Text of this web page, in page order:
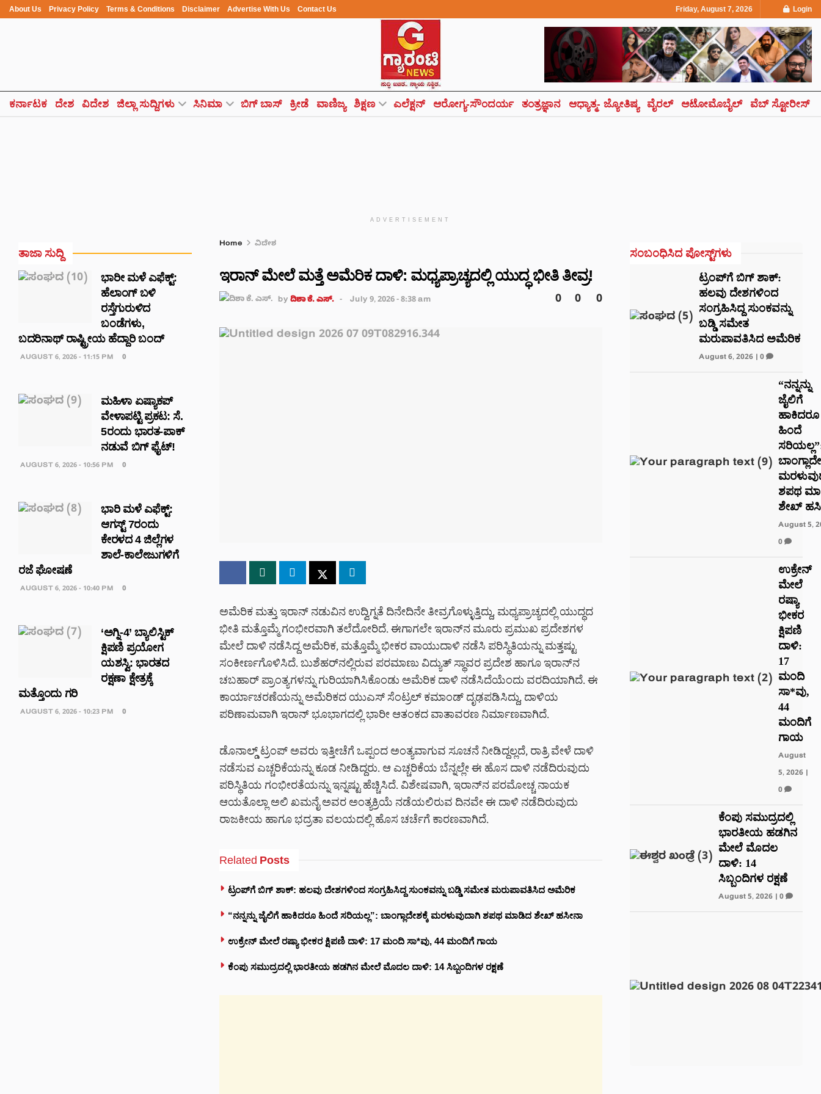
About Us Privacy Policy Terms & Conditions Disclaimer Advertise With Us Contact Us Friday, August 7, 2026 Login
ಕರ್ನಾಟಕ ದೇಶ ವಿದೇಶ ಜಿಲ್ಲಾ ಸುದ್ದಿಗಳು ಸಿನಿಮಾ ಬಿಗ್ ಬಾಸ್ ಕ್ರೀಡೆ ವಾಣಿಜ್ಯ ಶಿಕ್ಷಣ ಎಲೆಕ್ಷನ್ ಆರೋಗ್ಯ-ಸೌಂದರ್ಯ ತಂತ್ರಜ್ಞಾನ ಆಧ್ಯಾತ್ಮ- ಜ್ಯೋತಿಷ್ಯ ವೈರಲ್ ಆಟೋಮೊಬೈಲ್ ವೆಬ್ ಸ್ಟೋರೀಸ್
ADVERTISEMENT
Home ವಿದೇಶ
ಇರಾನ್ ಮೇಲೆ ಮತ್ತೆ ಅಮೆರಿಕ ದಾಳಿ: ಮಧ್ಯಪ್ರಾಚ್ಯದಲ್ಲಿ ಯುದ್ಧ ಭೀತಿ ತೀವ್ರ!
by ದಿಶಾ ಕೆ. ಎಸ್. July 9, 2026 - 8:38 am 0 0 0
ಅಮೆರಿಕ ಮತ್ತು ಇರಾನ್ ನಡುವಿನ ಉದ್ವಿಗ್ನತೆ ದಿನೇದಿನೇ ತೀವ್ರಗೊಳ್ಳುತ್ತಿದ್ದು, ಮಧ್ಯಪ್ರಾಚ್ಯದಲ್ಲಿ ಯುದ್ಧದ
ಭೀತಿ ಮತ್ತೊಮ್ಮೆ ಗಂಭೀರವಾಗಿ ತಲೆದೋರಿದೆ. ಈಗಾಗಲೇ ಇರಾನ್‌ನ ಮೂರು ಪ್ರಮುಖ ಪ್ರದೇಶಗಳ
ಮೇಲೆ ದಾಳಿ ನಡೆಸಿದ್ದ ಅಮೆರಿಕ, ಮತ್ತೊಮ್ಮೆ ಭೀಕರ ವಾಯುದಾಳಿ ನಡೆಸಿ ಪರಿಸ್ಥಿತಿಯನ್ನು ಮತ್ತಷ್ಟು
ಸಂಕೀರ್ಣಗೊಳಿಸಿದೆ. ಬುಶೆಹರ್‌ನಲ್ಲಿರುವ ಪರಮಾಣು ವಿದ್ಯುತ್ ಸ್ಥಾವರ ಪ್ರದೇಶ ಹಾಗೂ ಇರಾನ್‌ನ
ಚಬಹಾರ್ ಪ್ರಾಂತ್ಯಗಳನ್ನು ಗುರಿಯಾಗಿಸಿಕೊಂಡು ಅಮೆರಿಕ ದಾಳಿ ನಡೆಸಿದೆಯೆಂದು ವರದಿಯಾಗಿದೆ. ಈ
ಕಾರ್ಯಾಚರಣೆಯನ್ನು ಅಮೆರಿಕದ ಯುಎಸ್ ಸೆಂಟ್ರಲ್ ಕಮಾಂಡ್ ದೃಢಪಡಿಸಿದ್ದು, ದಾಳಿಯ
ಪರಿಣಾಮವಾಗಿ ಇರಾನ್‌ ಭೂಭಾಗದಲ್ಲಿ ಭಾರೀ ಆತಂಕದ ವಾತಾವರಣ ನಿರ್ಮಾಣವಾಗಿದೆ.
ಡೊನಾಲ್ಡ್ ಟ್ರಂಪ್ ಅವರು ಇತ್ತೀಚೆಗೆ ಒಪ್ಪಂದ ಅಂತ್ಯವಾಗುವ ಸೂಚನೆ ನೀಡಿದ್ದಲ್ಲದೆ, ರಾತ್ರಿ ವೇಳೆ ದಾಳಿ
ನಡೆಸುವ ಎಚ್ಚರಿಕೆಯನ್ನು ಕೂಡ ನೀಡಿದ್ದರು. ಆ ಎಚ್ಚರಿಕೆಯ ಬೆನ್ನಲ್ಲೇ ಈ ಹೊಸ ದಾಳಿ ನಡೆದಿರುವುದು
ಪರಿಸ್ಥಿತಿಯ ಗಂಭೀರತೆಯನ್ನು ಇನ್ನಷ್ಟು ಹೆಚ್ಚಿಸಿದೆ. ವಿಶೇಷವಾಗಿ, ಇರಾನ್‌ನ ಪರಮೋಚ್ಚ ನಾಯಕ
ಆಯತೊಲ್ಲಾ ಅಲಿ ಖಮನೈ ಅವರ ಅಂತ್ಯಕ್ರಿಯೆ ನಡೆಯಲಿರುವ ದಿನವೇ ಈ ದಾಳಿ ನಡೆದಿರುವುದು
ರಾಜಕೀಯ ಹಾಗೂ ಭದ್ರತಾ ವಲಯದಲ್ಲಿ ಹೊಸ ಚರ್ಚೆಗೆ ಕಾರಣವಾಗಿದೆ.
Related Posts
ಟ್ರಂಪ್‌ಗೆ ಬಿಗ್ ಶಾಕ್: ಹಲವು ದೇಶಗಳಿಂದ ಸಂಗ್ರಹಿಸಿದ್ದ ಸುಂಕವನ್ನು ಬಡ್ಡಿ ಸಮೇತ ಮರುಪಾವತಿಸಿದ ಅಮೆರಿಕ
“ನನ್ನನ್ನು ಜೈಲಿಗೆ ಹಾಕಿದರೂ ಹಿಂದೆ ಸರಿಯಲ್ಲ”: ಬಾಂಗ್ಲಾದೇಶಕ್ಕೆ ಮರಳುವುದಾಗಿ ಶಪಥ ಮಾಡಿದ ಶೇಖ್ ಹಸೀನಾ
ಉಕ್ರೇನ್ ಮೇಲೆ ರಷ್ಯಾ ಭೀಕರ ಕ್ಷಿಪಣಿ ದಾಳಿ: 17 ಮಂದಿ ಸಾ*ವು, 44 ಮಂದಿಗೆ ಗಾಯ
ಕೆಂಪು ಸಮುದ್ರದಲ್ಲಿ ಭಾರತೀಯ ಹಡಗಿನ ಮೇಲೆ ಮೊದಲ ದಾಳಿ: 14 ಸಿಬ್ಬಂದಿಗಳ ರಕ್ಷಣೆ
ತಾಜಾ ಸುದ್ದಿ
ಭಾರೀ ಮಳೆ ಎಫೆಕ್ಟ್‌:
ಹೆಲಾಂಗ್ ಬಳಿ
ರಸ್ತೆಗುರುಳಿದ
ಬಂಡೆಗಳು,
ಬದರಿನಾಥ್‌ ರಾಷ್ಟ್ರೀಯ ಹೆದ್ದಾರಿ ಬಂದ್‌
AUGUST 6, 2026 - 11:15 PM 0
ಮಹಿಳಾ ಏಷ್ಯಾಕಪ್
ವೇಳಾಪಟ್ಟಿ ಪ್ರಕಟ: ಸೆ.
5ರಂದು ಭಾರತ-ಪಾಕ್‌
ನಡುವೆ ಬಿಗ್ ಫೈಟ್!
AUGUST 6, 2026 - 10:56 PM 0
ಭಾರಿ ಮಳೆ ಎಫೆಕ್ಟ್:
ಆಗಸ್ಟ್ 7ರಂದು
ಕೇರಳದ 4 ಜಿಲ್ಲೆಗಳ
ಶಾಲೆ-ಕಾಲೇಜುಗಳಿಗೆ
ರಜೆ ಘೋಷಣೆ
AUGUST 6, 2026 - 10:40 PM 0
‘ಅಗ್ನಿ-4’ ಬ್ಯಾಲಿಸ್ಟಿಕ್
ಕ್ಷಿಪಣಿ ಪ್ರಯೋಗ
ಯಶಸ್ವಿ: ಭಾರತದ
ರಕ್ಷಣಾ ಕ್ಷೇತ್ರಕ್ಕೆ
ಮತ್ತೊಂದು ಗರಿ
AUGUST 6, 2026 - 10:23 PM 0
ಸಂಬಂಧಿಸಿದ ಪೋಸ್ಟ್‌ಗಳು
ಟ್ರಂಪ್‌ಗೆ ಬಿಗ್ ಶಾಕ್:
ಹಲವು ದೇಶಗಳಿಂದ
ಸಂಗ್ರಹಿಸಿದ್ದ ಸುಂಕವನ್ನು
ಬಡ್ಡಿ ಸಮೇತ
ಮರುಪಾವತಿಸಿದ ಅಮೆರಿಕ
August 6, 2026| 0
“ನನ್ನನ್ನು
ಜೈಲಿಗೆ
ಹಾಕಿದರೂ
ಹಿಂದೆ
ಶಪಥ
ಶೇಖ್
August 5,
0
ಉಕ್ರೇನ್
ಮೇಲೆ
ರಷ್ಯಾ
ಭೀಕರ
ಕ್ಷಿಪಣಿ
ದಾಳಿ:
17
ಮಂದಿ
ಸಾ*ವು,
44
ಮಂದಿಗೆ
ಗಾಯ
August
5, 2026|
0
ಕೆಂಪು ಸಮುದ್ರದಲ್ಲಿ
ಭಾರತೀಯ ಹಡಗಿನ
ಮೇಲೆ ಮೊದಲ
ದಾಳಿ: 14
ಸಿಬ್ಬಂದಿಗಳ ರಕ್ಷಣೆ
August 5, 2026| 0